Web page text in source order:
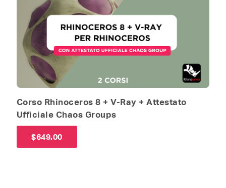
Corso Rhinoceros 8 + V-Ray + Attestato
Ufficiale Chaos Groups
$649.00